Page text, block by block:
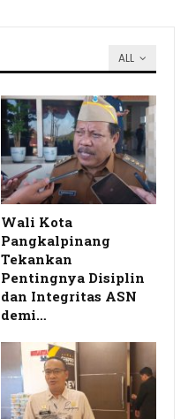
ALL
Wali Kota
Pangkalpinang
Tekankan
Pentingnya Disiplin
dan Integritas ASN
demi…